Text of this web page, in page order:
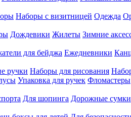
Наборы с визитницей Одежда
Дождевики Жилеты Зимние
для бейджа Ежедневники
ручки Наборы для рисования
Упаковка для ручек Фломастеры
Для шопинга Дорожные сумки